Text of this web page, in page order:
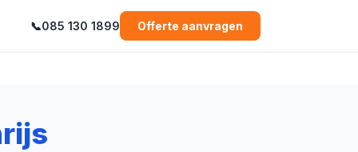
📞085 130 1899 Offerte aanvragen